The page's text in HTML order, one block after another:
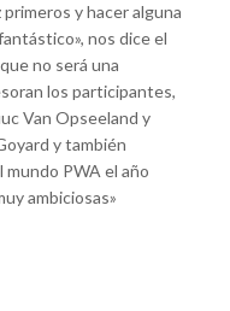
y hacer alguna
nos dice el
no será una
los participantes,
Van Opseeland y
y también
PWA el año
ambiciosas»